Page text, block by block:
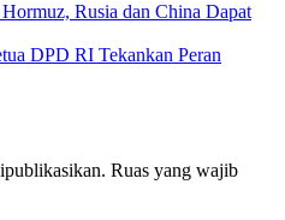
Rusia dan China Dapat
DPD RI Tekankan Peran
Ruas yang wajib